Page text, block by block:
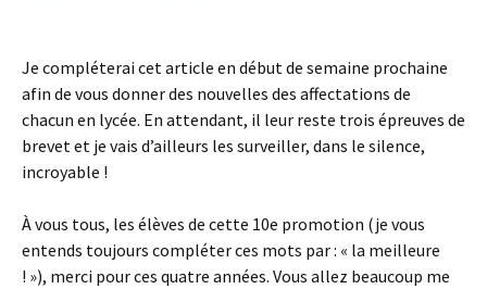
Je compléterai cet article en début de semaine prochaine
afin de vous donner des nouvelles des affectations de
chacun en lycée. En attendant, il leur reste trois épreuves de
brevet et je vais d’ailleurs les surveiller, dans le silence,
incroyable !
À vous tous, les élèves de cette 10e promotion (je vous
entends toujours compléter ces mots par : « la meilleure
! »), merci pour ces quatre années. Vous allez beaucoup me